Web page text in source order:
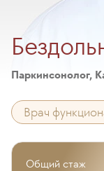
Паркинсонолог,
Врач
Общий стаж